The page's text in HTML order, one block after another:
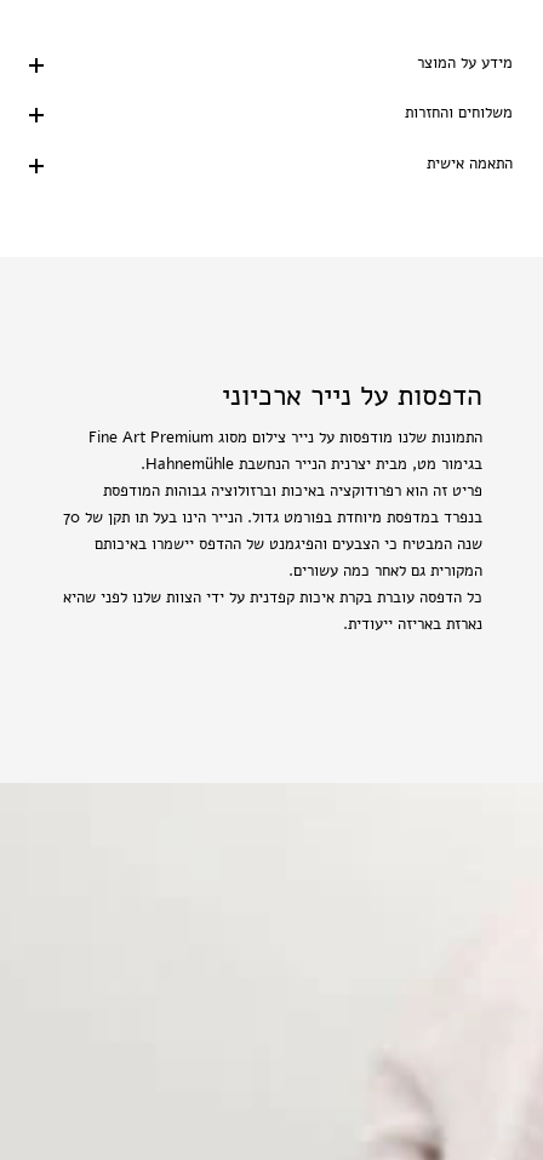
מידע על המוצר
משלוחים והחזרות
התאמה אישית
הדפסות על נייר ארכיוני
התמונות שלנו מודפסות על נייר צילום מסוג Fine Art Premium
בגימור מט, מבית יצרנית הנייר הנחשבת Hahnemühle.
פריט זה הוא רפרודוקציה באיכות וברזולוציה גבוהות המודפסת
בנפרד במדפסת מיוחדת בפורמט גדול. הנייר הינו בעל תו תקן של 70
שנה המבטיח כי הצבעים והפיגמנט של ההדפס יישמרו באיכותם
המקורית גם לאחר כמה עשורים.
כל הדפסה עוברת בקרת איכות קפדנית על ידי הצוות שלנו לפני שהיא
נארזת באריזה ייעודית.